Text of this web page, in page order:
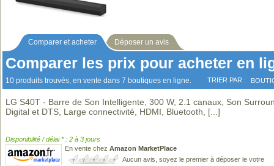
Comparer et acheter Déposer un avis
Comparer les prix pour acheter en
10 produits trouvés, en vente dans 7 boutiques en ligne. TRIER PAR :
LG S40T - Barre de Son Intelligente, 300 W, 2.1 canaux, Son
Digital et DTS, Large connectivité, HDMI, Bluetooth, [...]
Disponibilité / délai * : 2 à 3 jours
En vente chez Amazon MarketPlace
Aucun avis, soyez le premier à déposer le votre